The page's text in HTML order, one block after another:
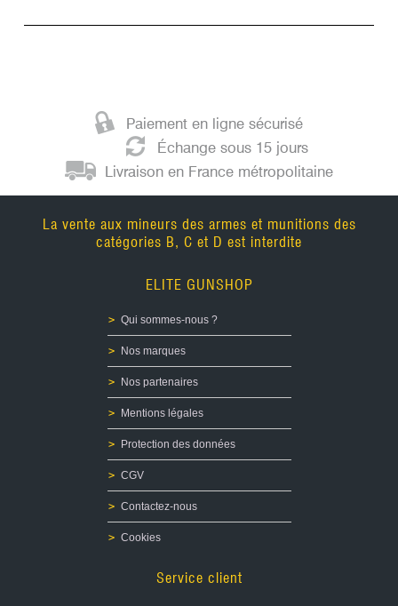
Paiement en ligne sécurisé
Échange sous 15 jours
Livraison en France métropolitaine
La vente aux mineurs des armes et munitions des
catégories B, C et D est interdite
ELITE GUNSHOP
Qui sommes-nous ?
Nos marques
Nos partenaires
Mentions légales
Protection des données
CGV
Contactez-nous
Cookies
Service client